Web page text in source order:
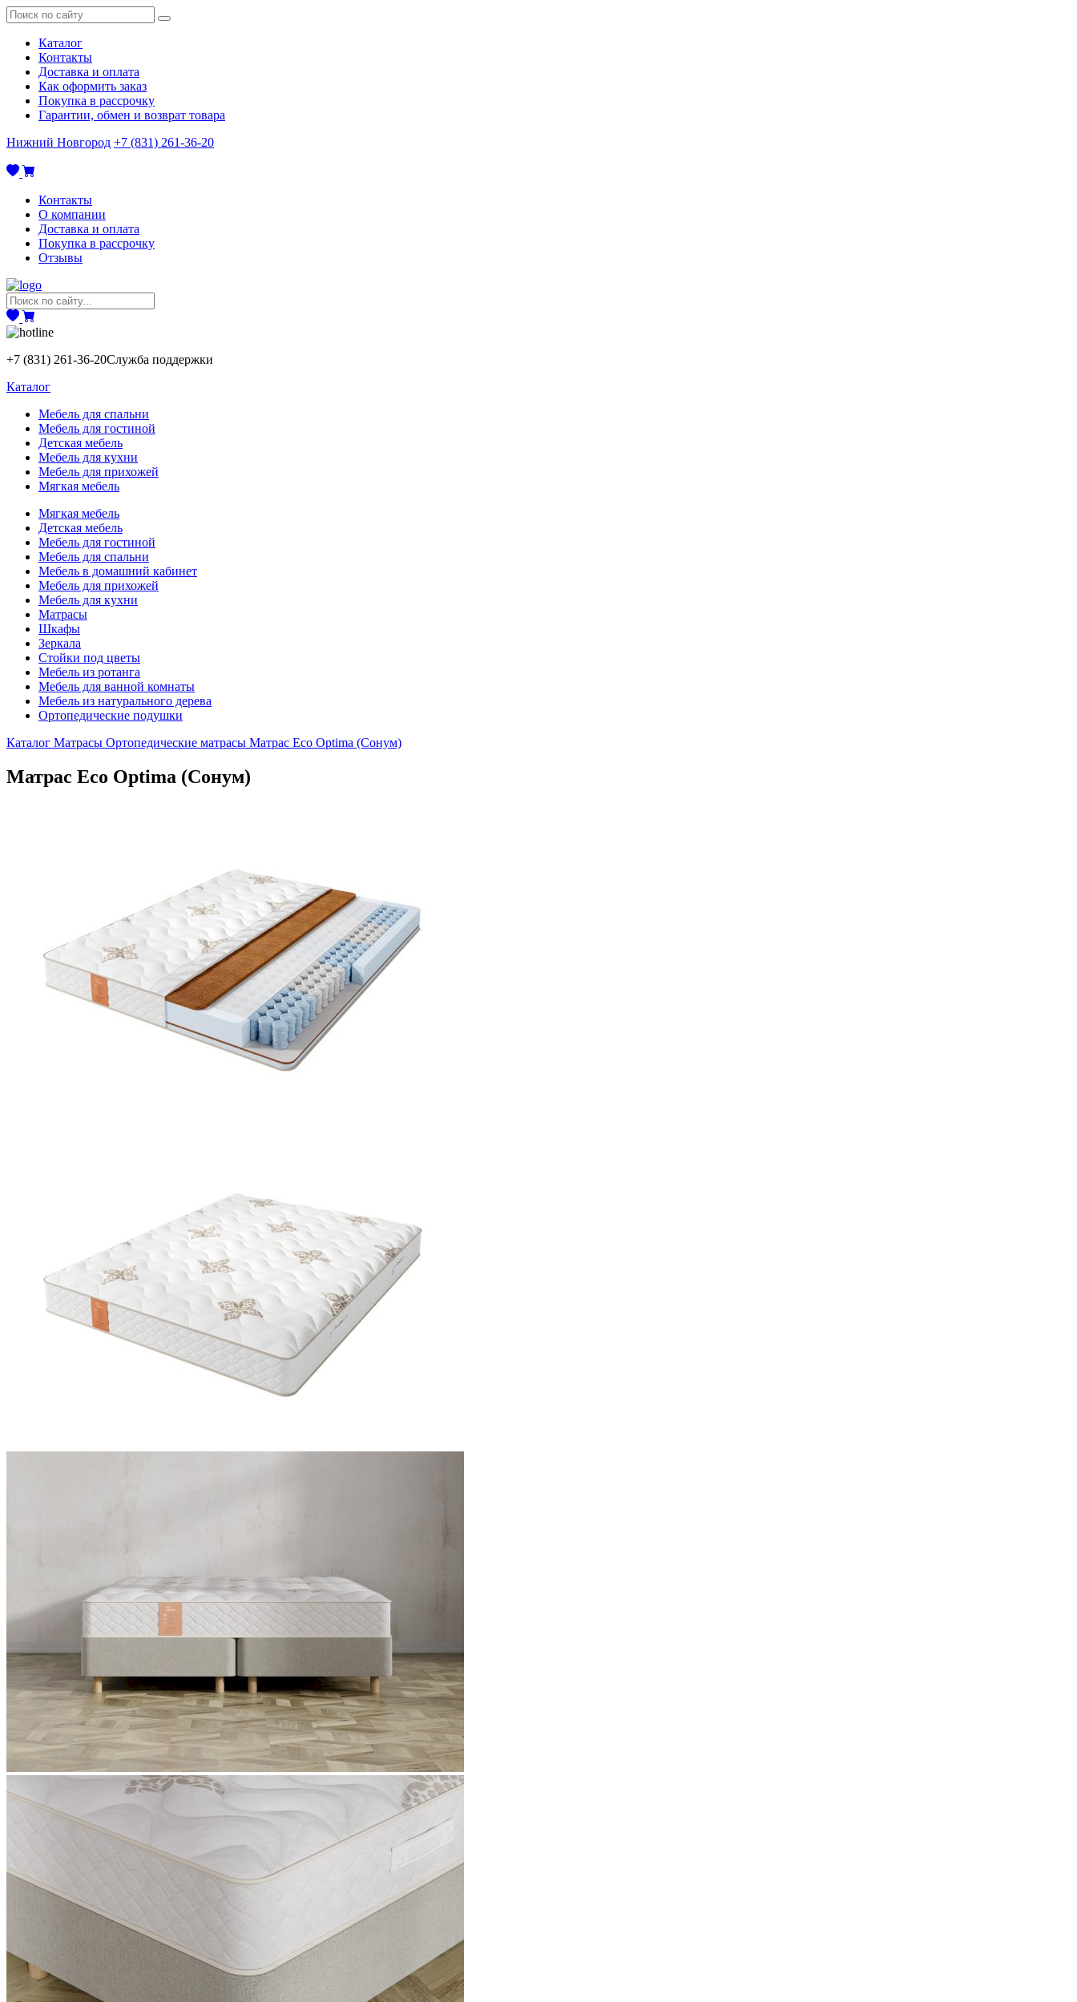
Каталог
Контакты
Доставка и оплата
Как оформить заказ
Покупка в рассрочку
Гарантии, обмен и возврат товара
Нижний Новгород +7 (831) 261-36-20
Контакты
О компании
Доставка и оплата
Покупка в рассрочку
Отзывы
+7 (831) 261-36-20Служба поддержки
Каталог
Мебель для спальни
Мебель для гостиной
Детская мебель
Мебель для кухни
Мебель для прихожей
Мягкая мебель
Мягкая мебель
Детская мебель
Мебель для гостиной
Мебель для спальни
Мебель в домашний кабинет
Мебель для прихожей
Мебель для кухни
Матрасы
Шкафы
Зеркала
Стойки под цветы
Мебель из ротанга
Мебель для ванной комнаты
Мебель из натурального дерева
Ортопедические подушки
Каталог Матрасы Ортопедические матрасы Матрас Eco Optima (Сонум)
Матрас Eco Optima (Сонум)